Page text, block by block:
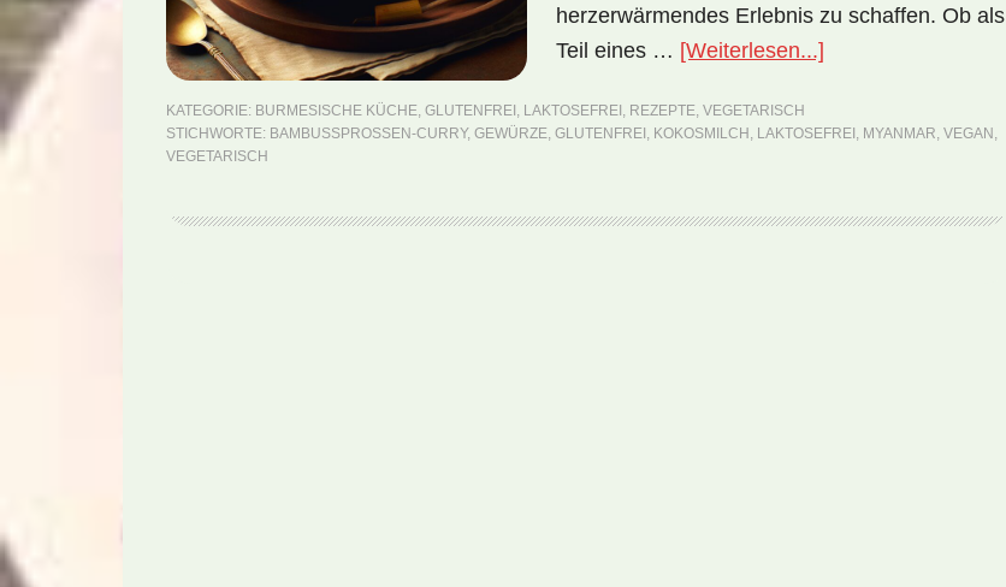
herzerwärmendes Erlebnis zu schaffen. Ob als
Teil eines … [Weiterlesen...]
(Rezept)
KATEGORIE: BURMESISCHE KÜCHE, GLUTENFREI , LAKTOSEFREI , REZEPTE, VEGETARISCH
STICHWORTE: BAMBUSSPROSSEN-CURRY, GEWÜRZE, GLUTENFREI , KOKOSMILCH , LAKTOSEFREI , MYANMAR, VEGAN ,
VEGETARISCH